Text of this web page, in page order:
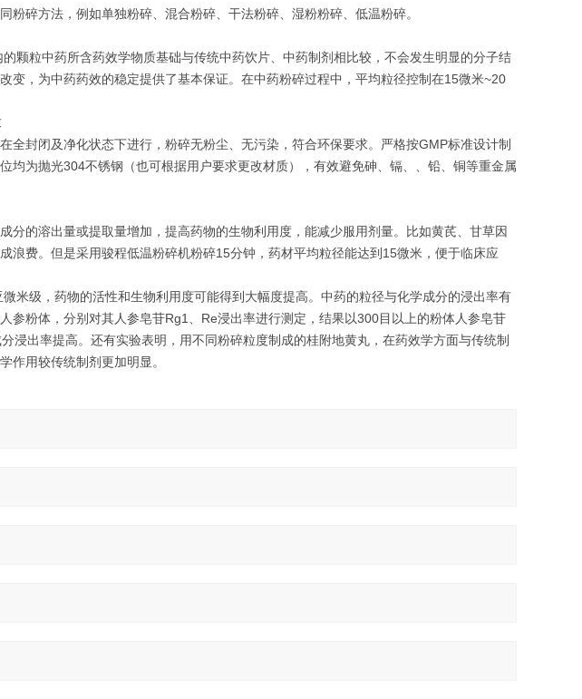
碎方法，例如单独粉碎、混合粉碎、干法粉碎、湿粉粉碎、低温粉碎。
颗粒中药所含药效学物质基础与传统中药饮片、中药制剂相比较，不会发生明显的分子结
变，为中药药效的稳定提供了基本保证。在中药粉碎过程中，平均粒径控制在15微米~20
全封闭及净化状态下进行，粉碎无粉尘、无污染，符合环保要求。严格按GMP标准设计制
均为抛光304不锈钢（也可根据用户要求更改材质），有效避免砷、镉、、铅、铜等重金属
分的溶出量或提取量增加，提高药物的生物利用度，能减少服用剂量。比如黄芪、甘草因
浪费。但是采用骏程低温粉碎机粉碎15分钟，药材平均粒径能达到15微米，便于临床应
米级，药物的活性和生物利用度可能得到大幅度提高。中药的粒径与化学成分的浸出率有
参粉体，分别对其人参皂苷Rg1、Re浸出率进行测定，结果以300目以上的粉体人参皂苷
浸出率提高。还有实验表明，用不同粉碎粒度制成的桂附地黄丸，在药效学方面与传统制
作用较传统制剂更加明显。